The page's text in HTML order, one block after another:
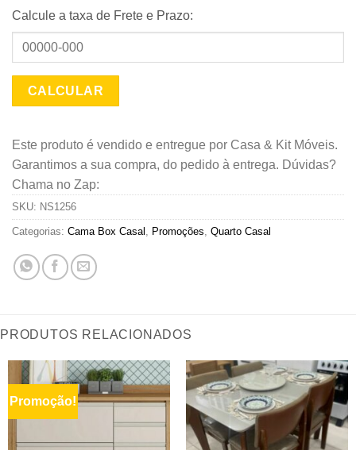
Calcule a taxa de Frete e Prazo:
Este produto é vendido e entregue por Casa & Kit Móveis.
Garantimos a sua compra, do pedido à entrega. Dúvidas?
Chama no Zap:
SKU: NS1256
Categorias: Cama Box Casal Promoções Quarto Casal
PRODUTOS RELACIONADOS
Promoção!